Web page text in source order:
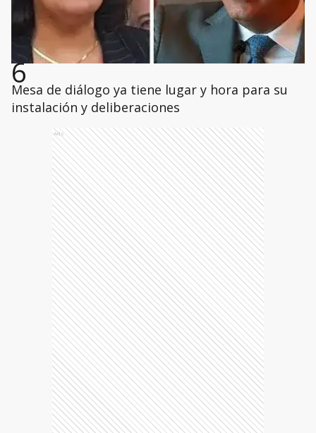
6
Mesa de diálogo ya tiene lugar y hora para su
instalación y deliberaciones
Ads